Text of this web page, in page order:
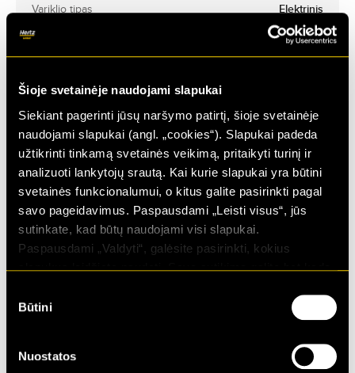
Šioje svetainėje naudojami slapukai
Siekiant pagerinti jūsų naršymo patirtį, šioje svetainėje
naudojami slapukai (angl. „cookies“). Slapukai padeda
užtikrinti tinkamą svetainės veikimą, pritaikyti turinį ir
analizuoti lankytojų srautą. Kai kurie slapukai yra būtini
svetainės funkcionalumui, o kitus galite pasirinkti pagal
savo pageidavimus. Paspausdami „Leisti visus“, jūs
sutinkate, kad būtų naudojami visi slapukai.
Paspausdami „Valdyti“, galėsite pasirinkti, kokius
slapukus leidžiate naudoti. Savo sutikimą galite bet kada
slapukus. Daugiau informacijos rasite mūsų
Privatumo
pasirinkimas
Būtini
Nuostatos
Variklio tipas
Elektrinis
Transmisija
Automatinė
150 kW
632.56 €
Metai
2023